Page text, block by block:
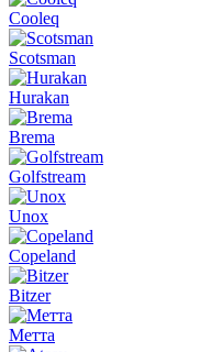
Cooleq
Scotsman
Hurakan
Brema
Golfstream
Unox
Copeland
Bitzer
Метта